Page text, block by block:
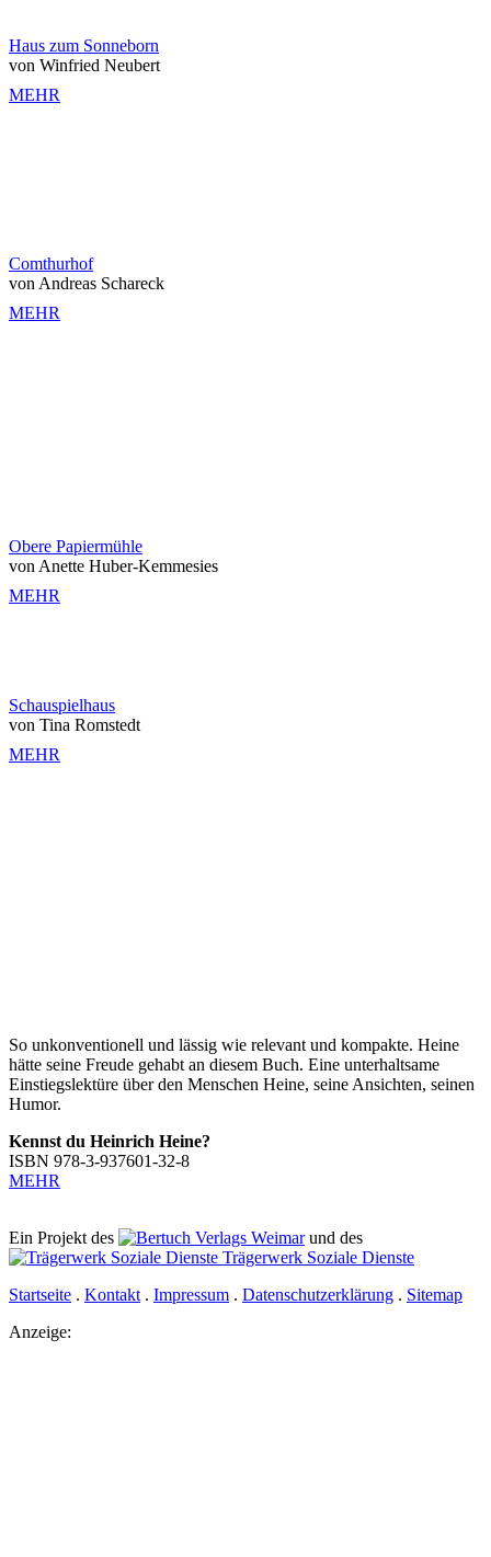
Haus zum Sonneborn
von Winfried Neubert
MEHR
Comthurhof
von Andreas Schareck
MEHR
Obere Papiermühle
von Anette Huber-Kemmesies
MEHR
Schauspielhaus
von Tina Romstedt
MEHR
So unkonventionell und lässig wie relevant und kompakte. Heine
hätte seine Freude gehabt an diesem Buch. Eine unterhaltsame
Einstiegslektüre über den Menschen Heine, seine Ansichten, seinen
Humor.
Kennst du Heinrich Heine?
ISBN 978-3-937601-32-8
MEHR
Ein Projekt des Verlags Weimarund des
Trägerwerk Soziale Dienste
Startseite . Kontakt . Impressum . Datenschutz­erklärung . Sitemap
Anzeige: